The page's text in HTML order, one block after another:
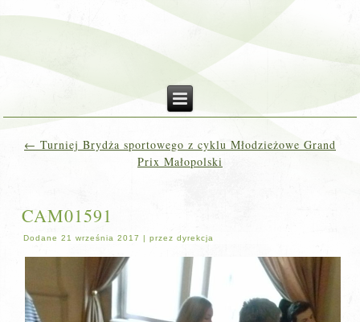
← Turniej Brydża sportowego z cyklu Młodzieżowe Grand
Prix Małopolski
CAM01591
Dodane 21 września 2017 |przez dyrekcja